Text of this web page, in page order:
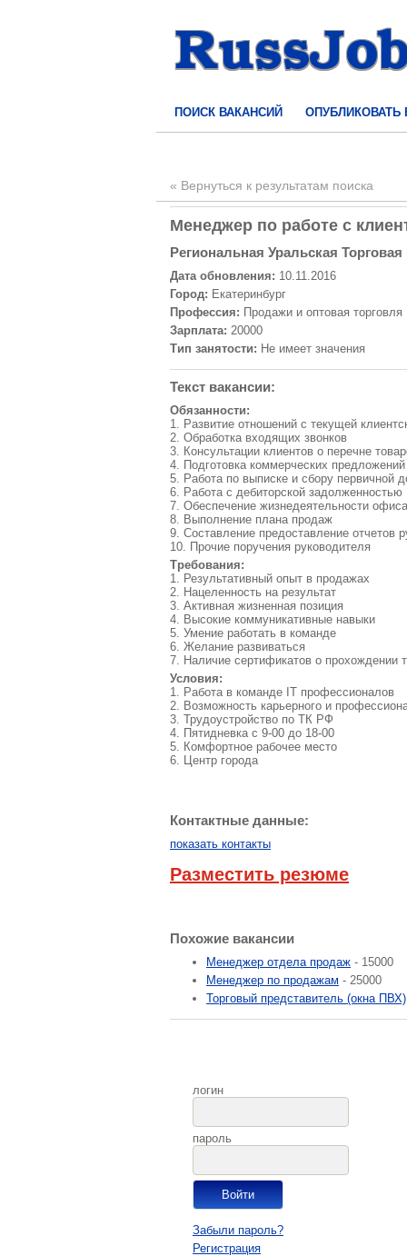
ПОИСК ВАКАНСИЙ ОПУБЛИКОВАТЬ
« Вернуться к результатам поиска
Менеджер по работе с
Региональная Уральская
Дата обновления: 10.11.2016
Город: Екатеринбург
Профессия: Продажи и оптовая торговля
Зарплата: 20000
Тип занятости: Не имеет значения
Текст вакансии:
Обязанности:
1. Развитие отношений с текущей
2. Обработка входящих звонков
3. Консультации клиентов о перечне
4. Подготовка коммерческих
5. Работа по выписке и сбору первичной
6. Работа с дебиторской задолженностью
7. Обеспечение жизнедеятельности офиса
8. Выполнение плана продаж
9. Составление предоставление отчетов
10. Прочие поручения руководителя
Требования:
1. Результативный опыт в продажах
2. Нацеленность на результат
3. Активная жизненная позиция
4. Высокие коммуникативные навыки
5. Умение работать в команде
6. Желание развиваться
7. Наличие сертификатов о прохождении
Условия:
1. Работа в команде IT профессионалов
2. Возможность карьерного и
3. Трудоустройство по ТК РФ
4. Пятидневка с 9-00 до 18-00
5. Комфортное рабочее место
6. Центр города
Контактные данные:
показать контакты
Разместить резюме
Похожие вакансии
Менеджер отдела продаж - 15000
Менеджер по продажам - 25000
Торговый представитель (окна ПВХ)
логин
пароль
Забыли пароль?
Регистрация